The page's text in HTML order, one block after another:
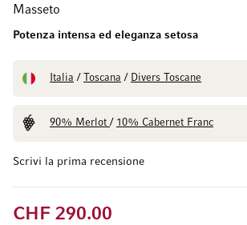
Scrivi la prima recensione
Masseto
Potenza intensa ed eleganza setosa
Italia / Toscana / Divers Toscane
90% Merlot/ 10% Cabernet Franc
CHF 290.00